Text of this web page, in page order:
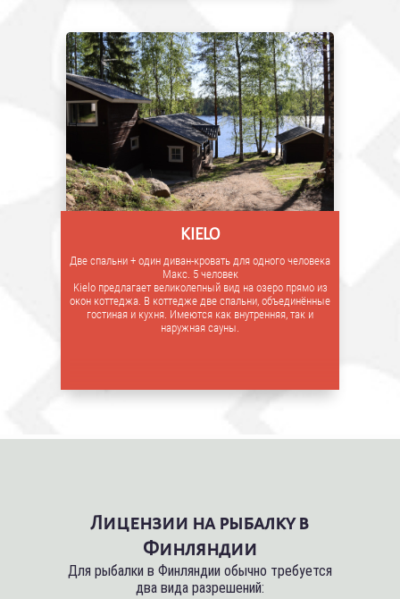
KIELO
Две спальни + один диван-кровать для одного человека
Макс. 5 человек
Kielo предлагает великолепный вид на озеро прямо из
окон коттеджа. В коттедже две спальни, объединённые
гостиная и кухня. Имеются как внутренняя, так и
наружная сауны.
Лицензии на рыбалку в
Финляндии
Для рыбалки в Финляндии обычно требуется
два вида разрешений: